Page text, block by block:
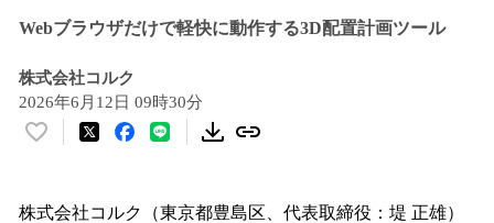
Webブラウザだけで軽快に動作する3D配置計画ツール
株式会社コルク
2026年6月12日 09時30分
い
！
株式会社コルク（東京都豊島区、代表取締役：堤 正雄）